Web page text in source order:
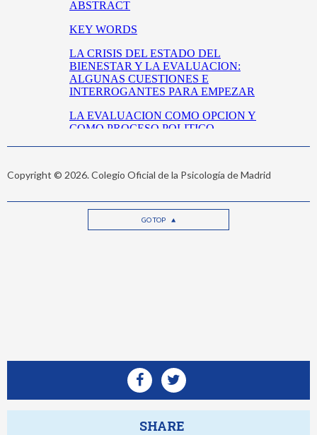
Copyright © 2026. Colegio Oficial de la Psicología de Madrid
GO TOP
SHARE